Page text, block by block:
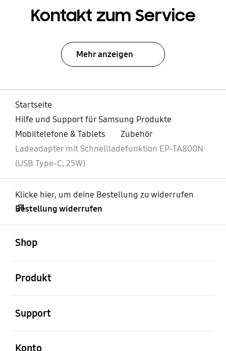
Kontakt zum Service
Mehr anzeigen
Startseite
Hilfe und Support für Samsung Produkte
Mobiltelefone & Tablets
Zubehör
Ladeadapter mit Schnellladefunktion EP-TA800N
(USB Type-C, 25W)
Klicke hier, um deine Bestellung zu widerrufen
Bestellung widerrufen
Shop
Produkt
Support
Konto